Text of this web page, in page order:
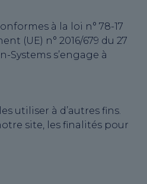
à la loi n° 78-17
(UE) n° 2016/679 du 27
Systems s’engage à
utiliser à d’autres fins.
site, les finalités pour